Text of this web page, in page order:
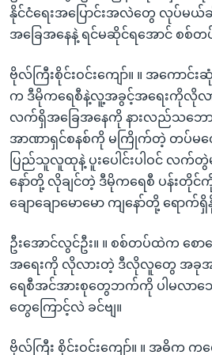
နိုင်ငံရေးအပြောင်းအလဲတွေ လုပ်မယ်
အခြေအနေနဲ့ ရင်မဆိုင်ရအောင် စစ်တ
ဗိုလ်ကြီးစိုင်းဝင်းကျော်။ ။ အကော
က ဒီမိုကရေစီနဲ့လူ့အခွင့်အရေးကိုလိုလ
လက်ရှိအခြေအနေကို နားလည်သဘောပ
အာဏာရှင်စနစ်ကို မကြိုက်တဲ့ တပ်မတေ
ပြည်သူလူထုနဲ့ ပူးပေါင်းပါဝင် လ
နော်တို့ လိုချင်တဲ့ ဒီမိုကရေစီ ပန်းတိုင်
ချောချောမောမော ကျနော်တို့ ရောက်
ဦးအောင်လွင်ဦး။ ။ စစ်တပ်ထဲက စေ
အရေးကို လိုလားတဲ့ ဒီလိုလူတွေ အခု
ရေစီအင်အားစုတွေဘက်ကို ပါမလာသေ
တွေကြောင့်လဲ ခင်ဗျ။
ဗိုလ်ကြီး စိုင်းဝင်းကျော်။ ။ အဓိက